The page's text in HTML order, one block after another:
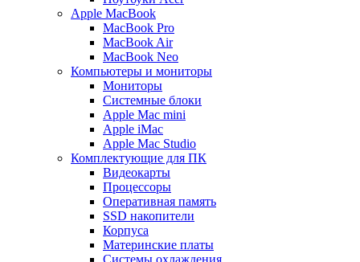
Apple MacBook
MacBook Pro
MacBook Air
MacBook Neo
Компьютеры и мониторы
Мониторы
Системные блоки
Apple Mac mini
Apple iMac
Apple Mac Studio
Комплектующие для ПК
Видеокарты
Процессоры
Оперативная память
SSD накопители
Корпуса
Материнские платы
Системы охлаждения